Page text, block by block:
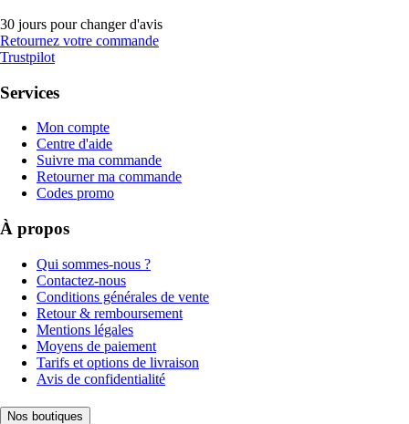
30 jours pour changer d'avis
Retournez votre commande
Trustpilot
Services
Mon compte
Centre d'aide
Suivre ma commande
Retourner ma commande
Codes promo
À propos
Qui sommes-nous ?
Contactez-nous
Conditions générales de vente
Retour & remboursement
Mentions légales
Moyens de paiement
Tarifs et options de livraison
Avis de confidentialité
Nos boutiques